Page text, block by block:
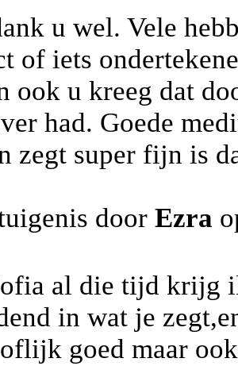
u wel. Vele
of iets
ook u kreeg dat
had. Goede
zegt super fijn is
door Ezra
al die tijd krijg
in wat je
goed maar